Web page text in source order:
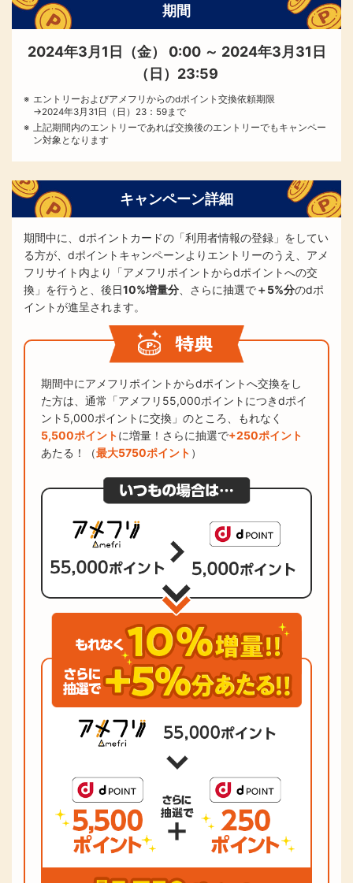
期間
2024年3月1日（金） 0:00 ～ 2024年3月31日
（日）23:59
エントリーおよびアメフリからのdポイント交換依頼期限
→2024年3月31日（日）23：59まで
上記期間内のエントリーであれば交換後のエントリーでもキャンペー
ン対象となります
キャンペーン詳細
期間中に、dポイントカードの「利用者情報の登録」をしてい
る方が、dポイントキャンペーンよりエントリーのうえ、アメ
フリサイト内より「アメフリポイントからdポイントへの交
換」を行うと、後日10%増量分 、さらに抽選で＋5%分のdポ
イントが進呈されます。
期間中にアメフリポイントからdポイントへ交換をし
た方は、通常「アメフリ55,000ポイントにつきdポイ
ント5,000ポイントに交換」のところ、もれなく
5,500ポイントに増量！さらに抽選で+250ポイント
あたる！（最大5750ポイント ）